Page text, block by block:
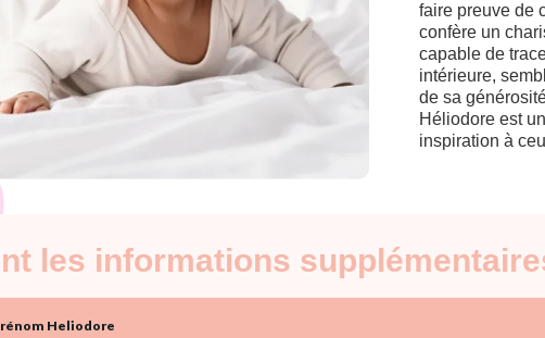
faire preuve de
confère un
capable de
intérieure,
de sa
Héliodore est
inspiration à
les informations
Heliodore